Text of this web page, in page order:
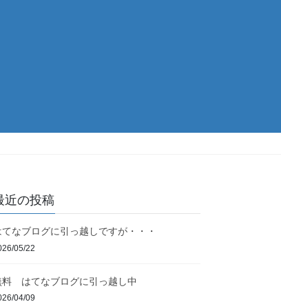
近の投稿
てなブログに引っ越しですが・・・
05/22
料 はてなブログに引っ越し中
04/09